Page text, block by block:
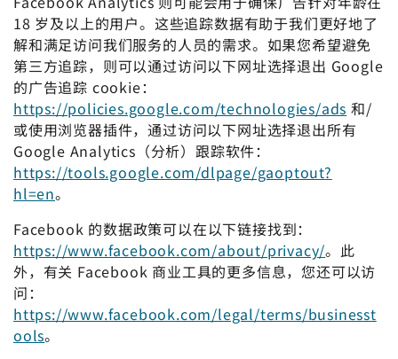
18 岁及以上的用户。这些追踪数据有助于我们更好地了
解和满足访问我们服务的人员的需求。如果您希望避免
第三方追踪，则可以通过访问以下网址选择退出 Google
的广告追踪 cookie：
https://policies.google.com/technologies/ads 和/
或使用浏览器插件，通过访问以下网址选择退出所有
Google Analytics（分析）跟踪软件：
https://tools.google.com/dlpage/gaoptout?
hl=en。
Facebook 的数据政策可以在以下链接找到：
https://www.facebook.com/about/privacy/。此
外，有关 Facebook 商业工具的更多信息，您还可以访
问：
https://www.facebook.com/legal/terms/businesst
ools。